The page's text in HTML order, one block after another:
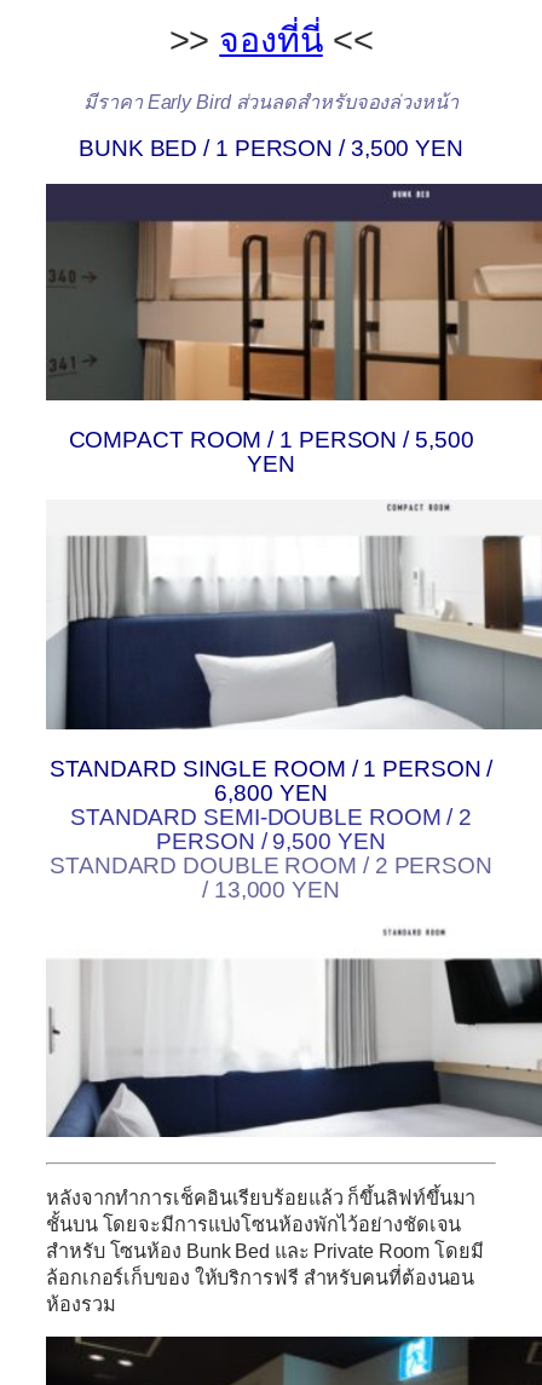
>> จองที่นี่<<
มีราคา Early Bird ส่วนลดสำหรับจองล่วงหน้า
BUNK BED / 1 PERSON / 3,500 YEN
COMPACT ROOM / 1 PERSON / 5,500
YEN
STANDARD SINGLE ROOM / 1 PERSON /
6,800 YEN
STANDARD SEMI-DOUBLE ROOM / 2
PERSON / 9,500 YEN
STANDARD DOUBLE ROOM / 2 PERSON
/ 13,000 YEN
หลังจากทำการเช็คอินเรียบร้อยแล้ว ก็ขึ้นลิฟท์ขึ้นมา
ชั้นบน โดยจะมีการแบ่งโซนห้องพักไว้อย่างชัดเจน
สำหรับ โซนห้อง Bunk Bed และ Private Room โดยมี
ล้อกเกอร์เก็บของ ให้บริการฟรี สำหรับคนที่ต้องนอน
ห้องรวม